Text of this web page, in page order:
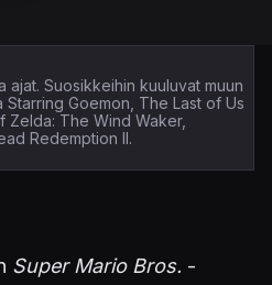
ajat. Suosikkeihin kuuluvat muun
Starring Goemon, The Last of Us
Zelda: The Wind Waker,
Redemption II.
Super Mario Bros. -